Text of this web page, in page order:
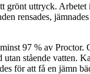
grönt uttryck.
rensades,
97 % av Proctor.
stående vatten.
för att få en jämn